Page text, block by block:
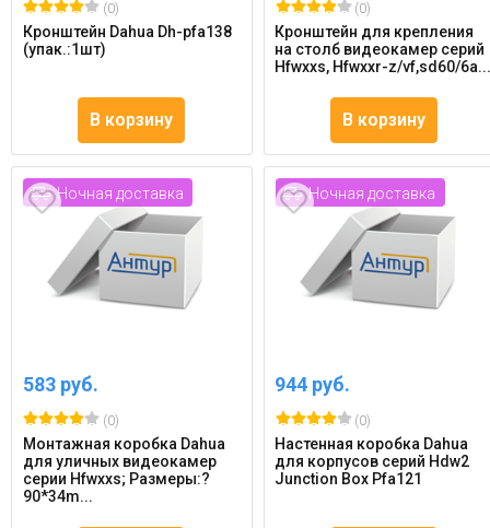
(0)
Кронштейн Dahua Dh-pfa138
(упак.:1шт)
В корзину
(0)
Кронштейн для крепления
на столб видеокамер серий
Hfwxxs, Hfwxxr-z/vf,sd60/
В корзину
Ночная доставка
583 руб.
(0)
Монтажная коробка Dahua
для уличных видеокамер
серии Hfwxxs; Размеры:?
90*34m...
Ночная доставка
944 руб.
(0)
Настенная коробка Dahua
для корпусов серий Hdw2
Junction Box Pfa121